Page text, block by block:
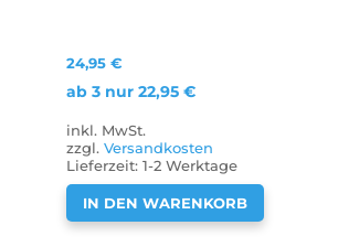
24,95 €
ab 3 nur 22,95 €
inkl. MwSt.
zzgl. Versandkosten
Lieferzeit: 1-2 Werktage
IN DEN WARENKORB